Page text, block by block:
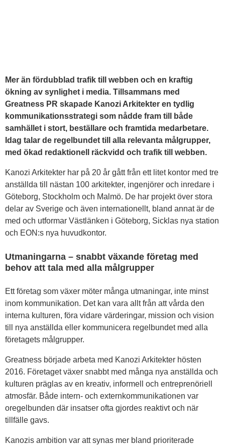
Mer än fördubblad trafik till webben och en kraftig
ökning av synlighet i media. Tillsammans med
Greatness PR skapade Kanozi Arkitekter en tydlig
kommunikationsstrategi som nådde fram till både
samhället i stort, beställare och framtida medarbetare.
Idag talar de regelbundet till alla relevanta målgrupper,
med ökad redaktionell räckvidd och trafik till webben.
Kanozi Arkitekter har på 20 år gått från ett litet kontor med tre
anställda till nästan 100 arkitekter, ingenjörer och inredare i
Göteborg, Stockholm och Malmö. De har projekt över stora
delar av Sverige och även internationellt, bland annat är de
med och utformar Västlänken i Göteborg, Sicklas nya station
och EON:s nya huvudkontor.
Utmaningarna – snabbt växande företag med
behov att tala med alla målgrupper
Ett företag som växer möter många utmaningar, inte minst
inom kommunikation. Det kan vara allt från att vårda den
interna kulturen, föra vidare värderingar, mission och vision
till nya anställda eller kommunicera regelbundet med alla
företagets målgrupper.
Greatness började arbeta med Kanozi Arkitekter hösten
2016. Företaget växer snabbt med många nya anställda och
kulturen präglas av en kreativ, informell och entreprenöriell
atmosfär. Både intern- och externkommunikationen var
oregelbunden där insatser ofta gjordes reaktivt och när
tillfälle gavs.
Kanozis ambition var att synas mer bland prioriterade